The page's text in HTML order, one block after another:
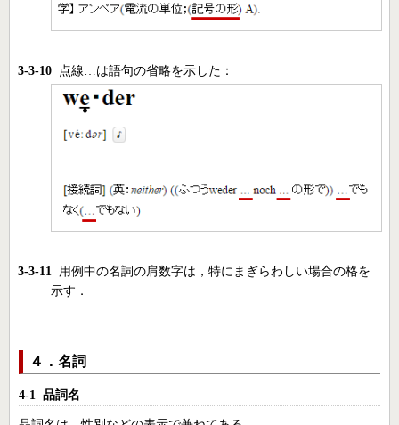
3-3-10点線…は語句の省略を示し た：
3-3-11用例中の名詞の肩数字は，特にまぎらわしい場合の格を
示す．
４．名詞
4-1 品詞名